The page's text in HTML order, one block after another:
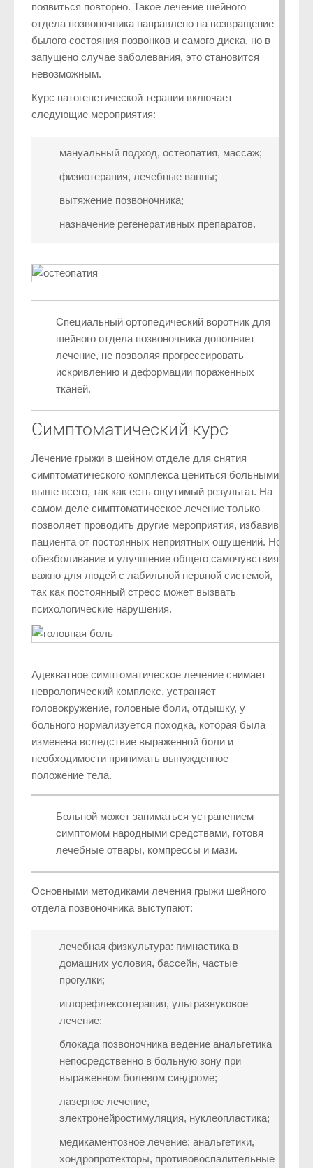
появиться повторно. Такое лечение шейного
отдела позвоночника направлено на возвращение
былого состояния позвонков и самого диска, но в
запущено случае заболевания, это становится
невозможным.
Курс патогенетической терапии включает
следующие мероприятия:
мануальный подход, остеопатия, массаж;
физиотерапия, лечебные ванны;
вытяжение позвоночника;
назначение регенеративных препаратов.
Специальный ортопедический воротник для
шейного отдела позвоночника дополняет
лечение, не позволяя прогрессировать
искривлению и деформации пораженных
тканей.
Симптоматический курс
Лечение грыжи в шейном отделе для снятия
симптоматического комплекса цениться больными
выше всего, так как есть ощутимый результат. На
самом деле симптоматическое лечение только
позволяет проводить другие мероприятия, избавив
пациента от постоянных неприятных ощущений. Но
обезболивание и улучшение общего самочувствия
важно для людей с лабильной нервной системой,
так как постоянный стресс может вызвать
психологические нарушения.
Адекватное симптоматическое лечение снимает
неврологический комплекс, устраняет
головокружение, головные боли, отдышку, у
больного нормализуется походка, которая была
изменена вследствие выраженной боли и
необходимости принимать вынужденное
положение тела.
Больной может заниматься устранением
симптомом народными средствами, готовя
лечебные отвары, компрессы и мази.
Основными методиками лечения грыжи шейного
отдела позвоночника выступают:
лечебная физкультура: гимнастика в
домашних условия, бассейн, частые
прогулки;
иглорефлексотерапия, ультразвуковое
лечение;
блокада позвоночника ведение анальгетика
непосредственно в больную зону при
выраженном болевом синдроме;
лазерное лечение,
электронейростимуляция, нуклеопластика;
медикаментозное лечение: анальгетики,
хондропротекторы, противовоспалительные